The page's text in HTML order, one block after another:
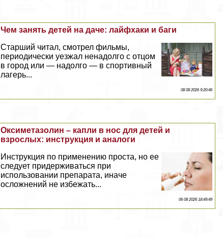
Чем занять детей на даче: лайфхаки и баги
Старший читал, смотрел фильмы,
периодически уезжал ненадолго с отцом
в город или — надолго — в спортивный
лагерь...
08 08 2026 9:20:46
Оксиметазолин – капли в нос для детей и
взрослых: инструкция и аналоги
Инструкция по применению проста, но ее
следует придерживаться при
использовании препарата, иначе
осложнений не избежать...
06 08 2026 18:49:49